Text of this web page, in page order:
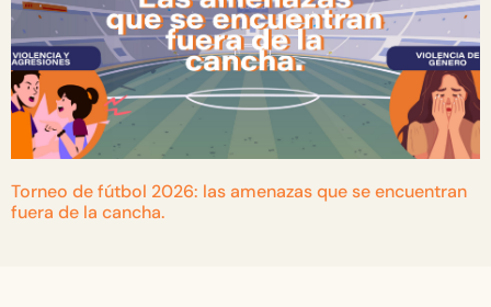
Torneo de fútbol 2026: las amenazas que se encuentran
fuera de la cancha.